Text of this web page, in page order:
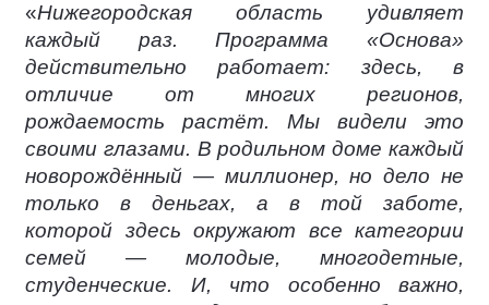
«Нижегородская область удивляет
каждый раз. Программа «Основа»
действительно работает: здесь, в
отличие от многих регионов,
рождаемость растёт. Мы видели это
своими глазами. В родильном доме каждый
новорождённый — миллионер, но дело не
только в деньгах, а в той заботе,
которой здесь окружают все категории
семей — молодые, многодетные,
студенческие. И, что особенно важно,